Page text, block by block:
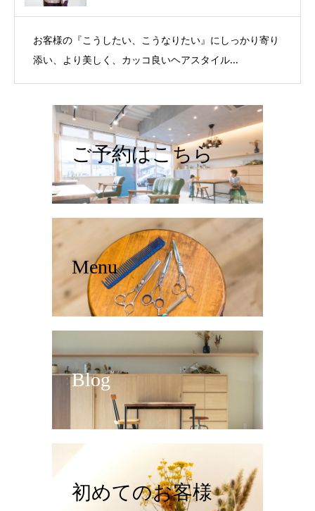
お客様の『こうしたい、こうなりたい』にしっかり寄り
添い、より美しく、カッコ良いヘアスタイル...
ご予約はこちら
Menu
Blog
初めてのお客様